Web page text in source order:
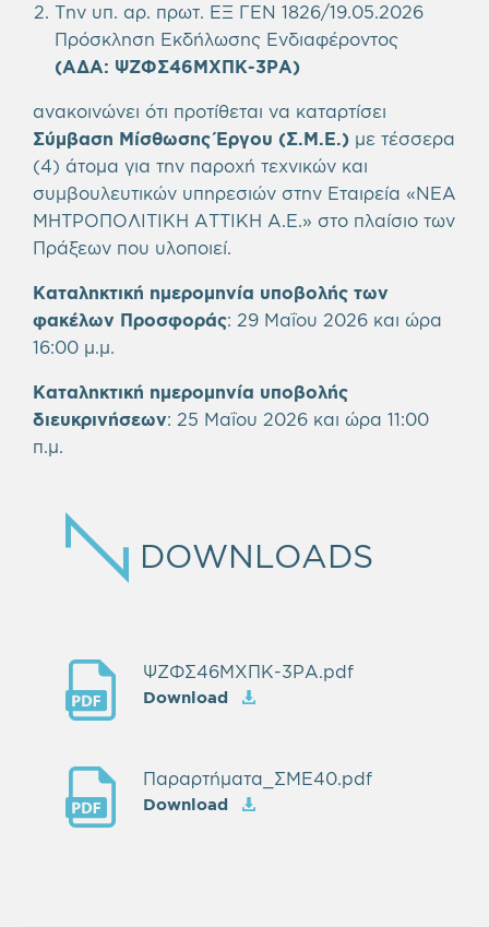
Την υπ. αρ. πρωτ. ΕΞ ΓΕΝ 1826/19.05.2026
Πρόσκληση Εκδήλωσης Ενδιαφέροντος
(ΑΔΑ: ΨΖΦΣ46ΜΧΠΚ-3ΡΑ)
ανακοινώνει ότι προτίθεται να καταρτίσει
Σύμβαση Μίσθωσης Έργου (Σ.Μ.Ε.) με τέσσερα
(4) άτομα για την παροχή τεχνικών και
συμβουλευτικών υπηρεσιών στην Εταιρεία «ΝΕΑ
ΜΗΤΡΟΠΟΛΙΤΙΚΗ ΑΤΤΙΚΗ Α.Ε.» στο πλαίσιο των
Πράξεων που υλοποιεί.
Καταληκτική ημερομηνία υποβολής των
φακέλων Προσφοράς: 29 Μαΐου 2026 και ώρα
16:00 μ.μ.
Καταληκτική ημερομηνία υποβολής
διευκρινήσεων: 25 Μαΐου 2026 και ώρα 11:00
π.μ.
DOWNLOADS
ΨΖΦΣ46ΜΧΠΚ-3ΡΑ.pdf
Download
Παραρτήματα_ΣΜΕ40.pdf
Download